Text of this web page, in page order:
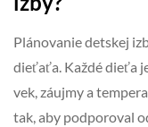
Plánovanie detskej
dieťaťa. Každé dieťa
vek, záujmy a
tak, aby podporoval